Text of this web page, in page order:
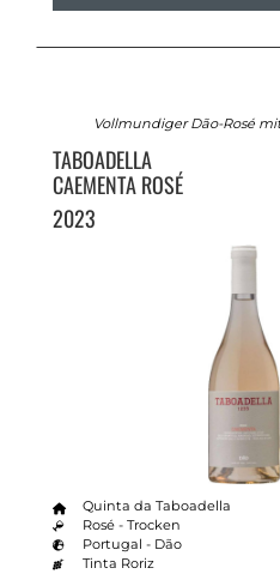
Vollmundiger Dão-Rosé
TABOADELLA
CAEMENTA ROSÉ
2023
Quinta da Taboadella
Rosé - Trocken
Portugal - Dão
Tinta Roriz